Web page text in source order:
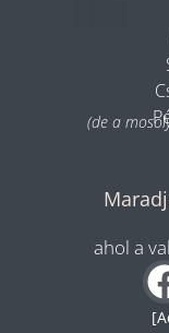
(de a
ahol a